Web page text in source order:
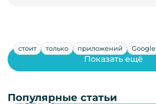
стоит только приложений Google
Показать ещё
Популярные статьи